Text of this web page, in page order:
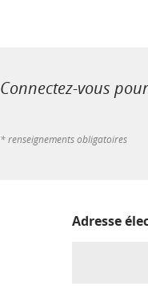
Connectez-vous
* renseignements obligatoires
Adresse